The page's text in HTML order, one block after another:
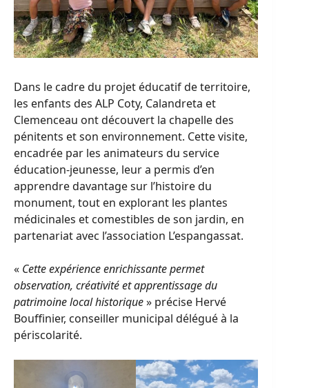
Dans le cadre du projet éducatif de territoire,
les enfants des ALP Coty, Calandreta et
Clemenceau ont découvert la chapelle des
pénitents et son environnement. Cette visite,
encadrée par les animateurs du service
éducation-jeunesse, leur a permis d’en
apprendre davantage sur l’histoire du
monument, tout en explorant les plantes
médicinales et comestibles de son jardin, en
partenariat avec l’association L’espangassat.
« Cette expérience enrichissante permet
observation, créativité et apprentissage du
patrimoine local historique» précise Hervé
Bouffinier, conseiller municipal délégué à la
périscolarité.